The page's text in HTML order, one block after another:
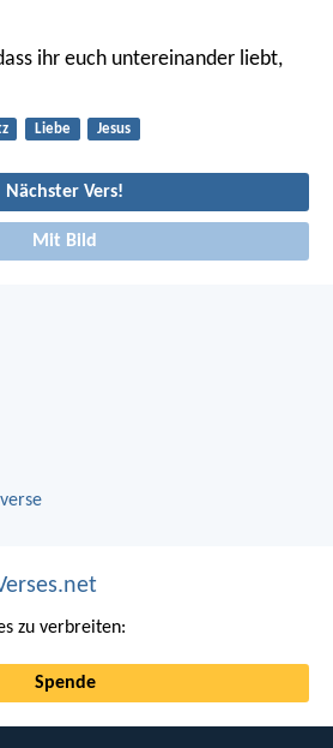
ihr euch untereinander liebt,
Liebe Jesus
Nächster Vers!
Mit Bild
zu verbreiten:
Spende